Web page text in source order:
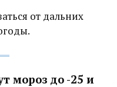
от дальних
мороз до -25 и